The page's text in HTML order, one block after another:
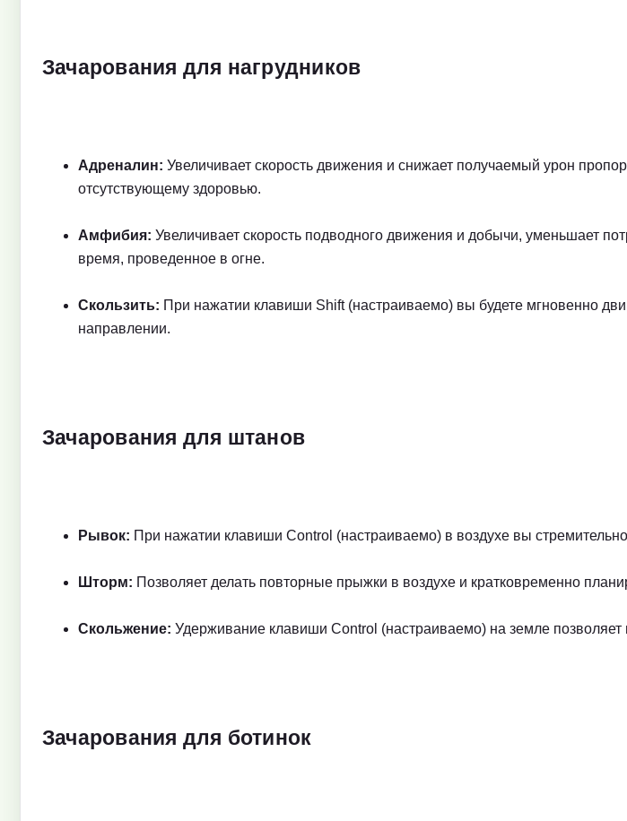
Зачарования для нагрудников
Адреналин: Увеличивает скорость движения и снижает получаемый урон
отсутствующему здоровью.
Амфибия: Увеличивает скорость подводного движения и добычи, уменьшает
время, проведенное в огне.
Скользить: При нажатии клавиши Shift (настраиваемо) вы будете мгновенно
направлении.
Зачарования для штанов
Рывок: При нажатии клавиши Control (настраиваемо) в воздухе вы
Шторм: Позволяет делать повторные прыжки в воздухе и кратковременно
Скольжение: Удерживание клавиши Control (настраиваемо) на земле позволяет
Зачарования для ботинок